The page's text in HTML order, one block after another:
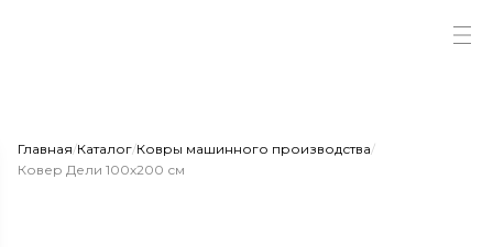
Главная/Каталог/Ковры машинного производства/
Ковер Дели 100х200 см